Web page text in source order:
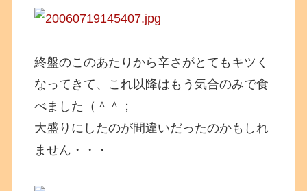
終盤のこのあたりから辛さがとてもキツく
なってきて、これ以降はもう気合のみで食
べました（＾＾；
大盛りにしたのが間違いだったのかもしれ
ません・・・